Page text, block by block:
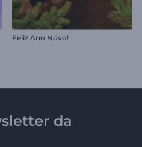
Feliz Ano Novo!
da